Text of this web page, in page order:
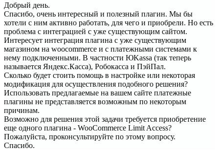
Добрый день.
Спасибо, очень интересный и полезный плагин. Мы бы
хотели с ним активно работать, для чего и приобрели. Но есть
проблема с интеграцией с уже существующим сайтом.
Интересует интеграция плагина с уже существующим
магазином на woocommerce и с платежными системами к
нему подключенными. В частности ЮKassa (так теперь
называется Яндекс.Касса), Робокасса и ПэйПал.
Сколько будет стоить помощь в настройке или некоторая
модификация для осуществления подобного решения?
Использовать предлагаемые на вашем сайте платежные
плагины не представляется возможным по некоторым
причинам.
Возможно для решения этой задачи требуется приобретение
еще одного плагина - WooCommerce Limit Access?
Пожалуйста, проконсультируйте по этому вопросу.
Спасибо.